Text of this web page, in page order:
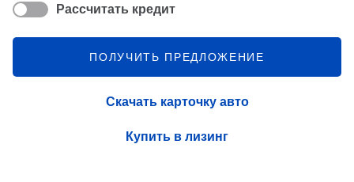
Рассчитать кредит
ПОЛУЧИТЬ ПРЕДЛОЖЕНИЕ
Скачать карточку авто
Купить в лизинг